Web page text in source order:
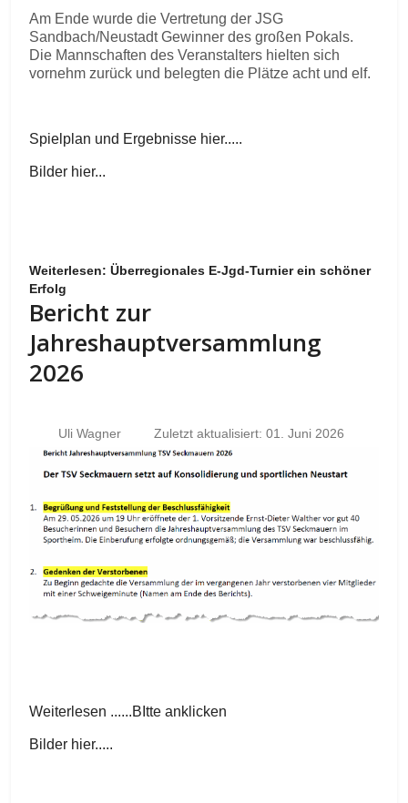
Am Ende wurde die Vertretung der JSG
Sandbach/Neustadt Gewinner des großen Pokals.
Die Mannschaften des Veranstalters hielten sich
vornehm zurück und belegten die Plätze acht und elf.
Spielplan und Ergebnisse hier.....
Bilder hier...
Weiterlesen: Überregionales E-Jgd-Turnier ein schöner
Erfolg
Bericht zur
Jahreshauptversammlung
2026
Uli Wagner Zuletzt aktualisiert: 01. Juni 2026
Weiterlesen ......BItte anklicken
Bilder hier.....